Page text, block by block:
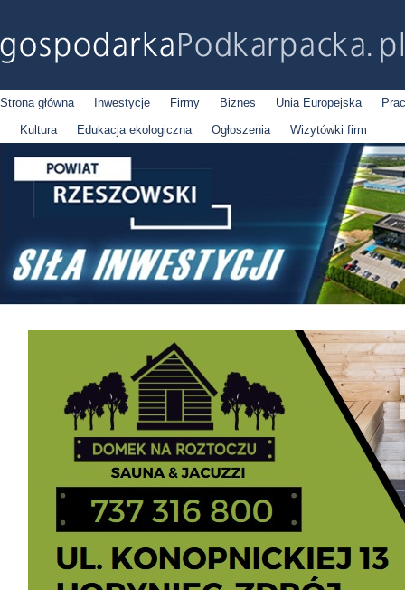
Strona główna Inwestycje Firmy Biznes Unia Europejska
Kultura
Edukacja ekologiczna Ogłoszenia Wizytówki firm